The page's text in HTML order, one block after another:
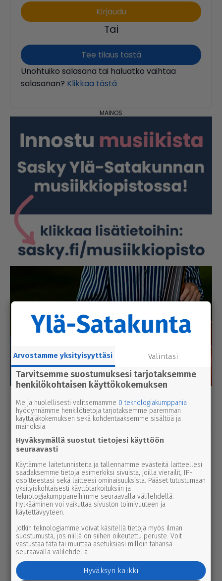
Tai
Tee tilaus tästä
Unohtuiko salasana tai haluatko vaihtaa
salasanan? Klikkaa tästä
Luetuimmat
Tänään Viikko Kuukausi
uutinen8.8.2026 2.55
Syyttäjä ei nosta syytettä Parkanon
kal­ja­ko­hussa – luo­tet­ta­vaa kuvaa
tapah­tu­mien kulusta ei syntynyt
urheilu7.8.2026 14.00
Janne Ojala näkee Parkanon ase­man­
seu­dussa mah­dol­li­suu­den ravi- ja
tapah­tu­ma­kes­kuk­selle
kulttuuri9.8.2026 2.55
2000 kävijän raja meni rikki Karvia-
Arvostamme yksityisyyttäsi Valintasi
Tarvitsemme suostumuksesi tarjotaksemme
henkilökohtaisen käyttökokemuksen
Me ja huolellisesti valitsemamme 0 teknologiakumppania
hyödynnämme henkilötietoja tarjotaksemme paremman
käyttäjäkokemuksen sekä kohdentaaksemme sisältöä ja
mainoksia.
Hyväksymällä suostut tietojesi käyttöön
seuraavasti
Käytämme laitetunnisteita ja tallennamme evästeitä laitteellesi
saadaksemme tietoja esimerkiksi sivuista, joilla vierailit, IP-
osoitteestasi sekä laitteesi ominaisuuksista. Pääset tutustumaan
yksityiskohtaisesti käyttötarkoituksiin ja
teknologiakumppaneihimme seuraavalla välilehdellä.
Hylkääminen voi vaikuttaa sivuston toimivuuteen ja
käytettävyyteen.
Jotkin teknologiamme voivat käsitellä tietoja myös ilman
suostumusta, jos niillä on siihen oikeutettu peruste. Voit
vastustaa tätä tai muuttaa asetuksiasi milloin tahansa
seuraavalla välilehdellä.
Hyväksyn kaikki